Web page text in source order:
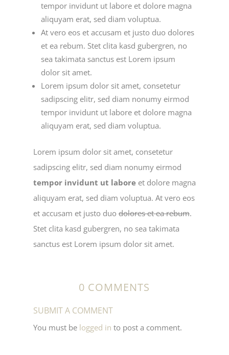
tempor invidunt ut labore et dolore magna
aliquyam erat, sed diam voluptua.
At vero eos et accusam et justo duo dolores
et ea rebum. Stet clita kasd gubergren, no
sea takimata sanctus est Lorem ipsum
dolor sit amet.
Lorem ipsum dolor sit amet, consetetur
sadipscing elitr, sed diam nonumy eirmod
tempor invidunt ut labore et dolore magna
aliquyam erat, sed diam voluptua.
Lorem ipsum dolor sit amet, consetetur
sadipscing elitr, sed diam nonumy eirmod
tempor invidunt ut laboreet dolore magna
aliquyam erat, sed diam voluptua. At vero eos
et accusam et justo duodolores et ea rebum.
Stet clita kasd gubergren, no sea takimata
sanctus est Lorem ipsum dolor sit amet.
0 COMMENTS
SUBMIT A COMMENT
You must be logged in to post a comment.